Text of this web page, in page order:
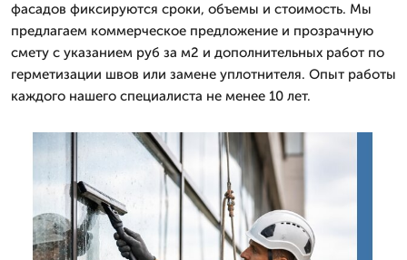
фасадов фиксируются сроки, объемы и стоимость. Мы
предлагаем коммерческое предложение и прозрачную
смету с указанием руб за м2 и дополнительных работ по
герметизации швов или замене уплотнителя. Опыт работы
каждого нашего специалиста не менее 10 лет.